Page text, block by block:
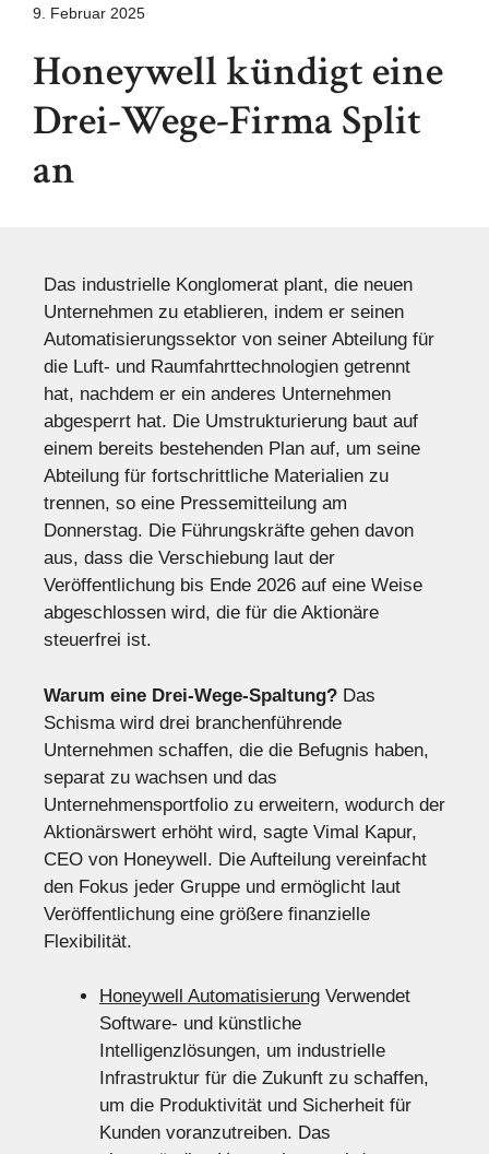
9. Februar 2025
Honeywell kündigt eine
Drei-Wege-Firma Split
an
Das industrielle Konglomerat plant, die neuen
Unternehmen zu etablieren, indem er seinen
Automatisierungssektor von seiner Abteilung für
die Luft- und Raumfahrttechnologien getrennt
hat, nachdem er ein anderes Unternehmen
abgesperrt hat. Die Umstrukturierung baut auf
einem bereits bestehenden Plan auf, um seine
Abteilung für fortschrittliche Materialien zu
trennen, so eine Pressemitteilung am
Donnerstag. Die Führungskräfte gehen davon
aus, dass die Verschiebung laut der
Veröffentlichung bis Ende 2026 auf eine Weise
abgeschlossen wird, die für die Aktionäre
steuerfrei ist.
Warum eine Drei-Wege-Spaltung? Das
Schisma wird drei branchenführende
Unternehmen schaffen, die die Befugnis haben,
separat zu wachsen und das
Unternehmensportfolio zu erweitern, wodurch der
Aktionärswert erhöht wird, sagte Vimal Kapur,
CEO von Honeywell. Die Aufteilung vereinfacht
den Fokus jeder Gruppe und ermöglicht laut
Veröffentlichung eine größere finanzielle
Flexibilität.
Honeywell Automatisierung Verwendet
Software- und künstliche
Intelligenzlösungen, um industrielle
Infrastruktur für die Zukunft zu schaffen,
um die Produktivität und Sicherheit für
Kunden voranzutreiben. Das